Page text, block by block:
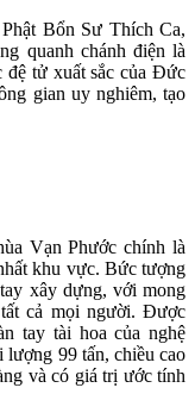
Bổn Sư Thích Ca,
quanh chánh điện là
đệ tử xuất sắc của Đức
gian uy nghiêm, tạo
Vạn Phước chính là
khu vực. Bức tượng
xây dựng, với mong
cả mọi người. Được
tay tài hoa của nghệ
99 tấn, chiều cao
và có giá trị ước tính